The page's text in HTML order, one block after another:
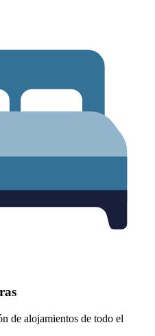
de alojamientos de todo el